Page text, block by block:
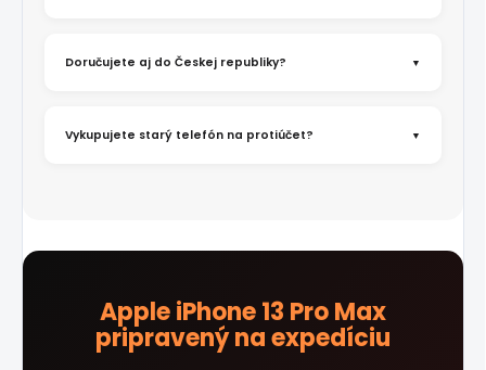
Doručujete aj do Českej republiky?
Vykupujete starý telefón na protiúčet?
Apple iPhone 13 Pro Max
pripravený na expedíciu